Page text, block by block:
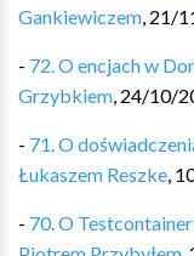
Gankiewiczem, 21/
- 72. O encjach w
Grzybkiem, 24/10/
- 71. O
Łukaszem Reszke,
- 70. O